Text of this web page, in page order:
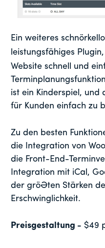
Ein weiteres
leistungsfähiges Plugin,
Website schnell und
ist ein Kinderspiel, und
für Kunden einfach zu
Zu den besten
die Integration von
die Front-End-
Integration mit iCal,
der größten Stärken
Erschwinglichkeit.
Preisgestaltung - $49